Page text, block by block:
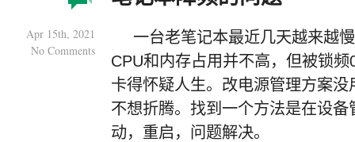
Apr 15th, 2021
No Comments
一台老笔记本最近几天越来越
CPU和内存占用并不高，但被锁
卡得怀疑人生。改电源管理方案
不想折腾。找到一个方法是在设
动，重启，问题解决。